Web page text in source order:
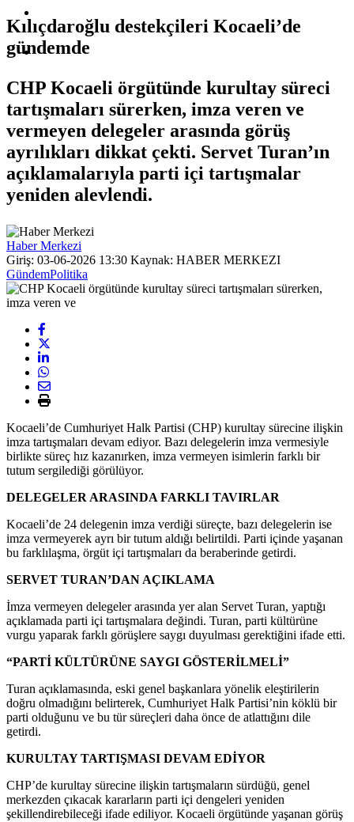
SAĞLIK
Kılıçdaroğlu destekçileri Kocaeli’de
gündemde
CHP Kocaeli örgütünde kurultay süreci
tartışmaları sürerken, imza veren ve
vermeyen delegeler arasında görüş
ayrılıkları dikkat çekti. Servet Turan’ın
açıklamalarıyla parti içi tartışmalar
yeniden alevlendi.
Haber Merkezi
Giriş: 03-06-2026 13:30 Kaynak: HABER MERKEZI
GündemPolitika
Kocaeli’de Cumhuriyet Halk Partisi (CHP) kurultay sürecine ilişkin
imza tartışmaları devam ediyor. Bazı delegelerin imza vermesiyle
birlikte süreç hız kazanırken, imza vermeyen isimlerin farklı bir
tutum sergilediği görülüyor.
DELEGELER ARASINDA FARKLI TAVIRLAR
Kocaeli’de 24 delegenin imza verdiği süreçte, bazı delegelerin ise
imza vermeyerek ayrı bir tutum aldığı belirtildi. Parti içinde yaşanan
bu farklılaşma, örgüt içi tartışmaları da beraberinde getirdi.
SERVET TURAN’DAN AÇIKLAMA
İmza vermeyen delegeler arasında yer alan Servet Turan, yaptığı
açıklamada parti içi tartışmalara değindi. Turan, parti kültürüne
vurgu yaparak farklı görüşlere saygı duyulması gerektiğini ifade etti.
“PARTİ KÜLTÜRÜNE SAYGI GÖSTERİLMELİ”
Turan açıklamasında, eski genel başkanlara yönelik eleştirilerin
doğru olmadığını belirterek, Cumhuriyet Halk Partisi’nin köklü bir
parti olduğunu ve bu tür süreçleri daha önce de atlattığını dile
getirdi.
KURULTAY TARTIŞMASI DEVAM EDİYOR
CHP’de kurultay sürecine ilişkin tartışmaların sürdüğü, genel
merkezden çıkacak kararların parti içi dengeleri yeniden
şekillendirebileceği ifade ediliyor. Kocaeli örgütünde yaşanan görüş